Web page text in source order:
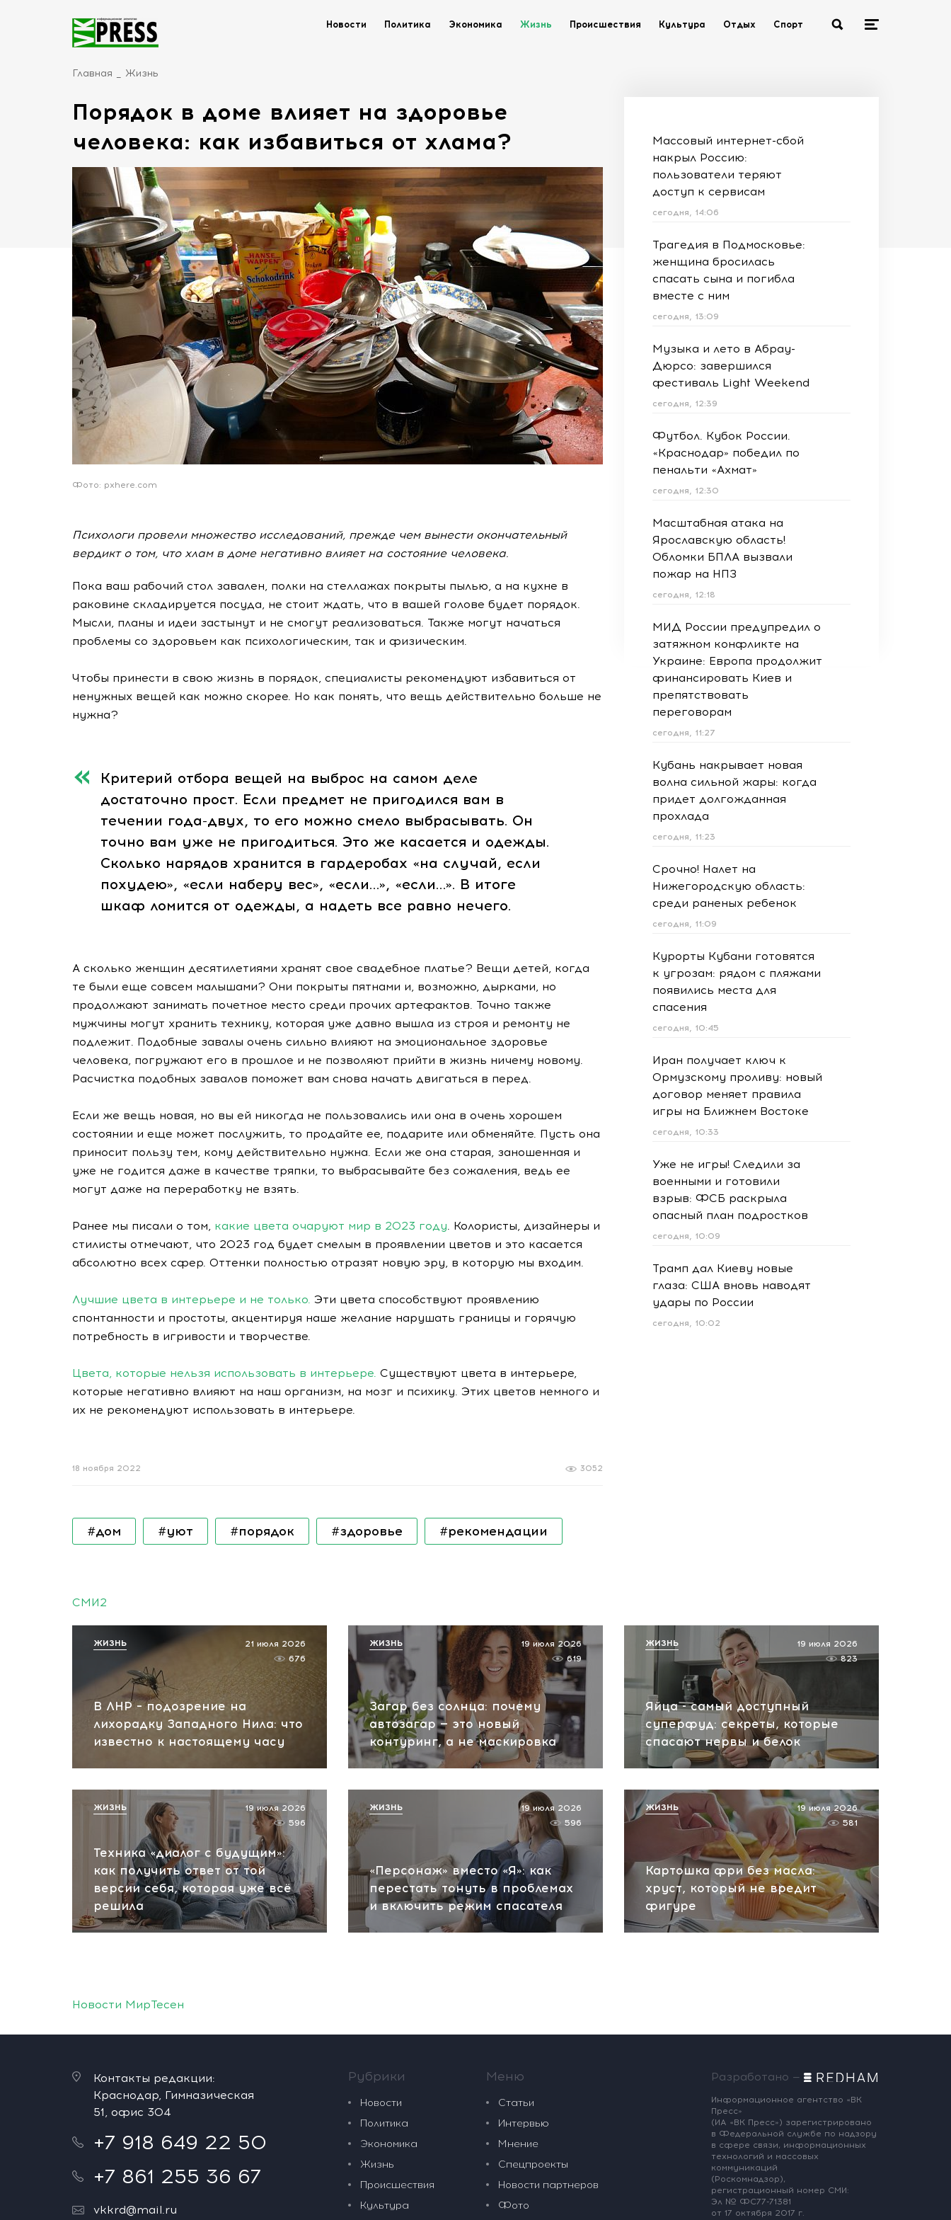
Новости Политика Экономика Жизнь Происшествия Культура Отдых Спорт
Главная Жизнь
Порядок в доме влияет на здоровье
человека: как избавиться от хлама?
Фото: pxhere.com
Психологи провели множество исследований, прежде чем вынести окончательный
вердикт о том, что хлам в доме негативно влияет на состояние человека.
Пока ваш рабочий стол завален, полки на стеллажах покрыты пылью, а на кухне в
раковине складируется посуда, не стоит ждать, что в вашей голове будет порядок.
Мысли, планы и идеи застынут и не смогут реализоваться. Также могут начаться
проблемы со здоровьем как психологическим, так и физическим.
Чтобы принести в свою жизнь в порядок, специалисты рекомендуют избавиться от
ненужных вещей как можно скорее. Но как понять, что вещь действительно больше не
нужна?
Критерий отбора вещей на выброс на самом деле
достаточно прост. Если предмет не пригодился вам в
течении года-двух, то его можно смело выбрасывать. Он
точно вам уже не пригодиться. Это же касается и одежды.
Сколько нарядов хранится в гардеробах «на случай, если
похудею», «если наберу вес», «если…», «если…». В итоге
шкаф ломится от одежды, а надеть все равно нечего.
А сколько женщин десятилетиями хранят свое свадебное платье? Вещи детей, когда
те были еще совсем малышами? Они покрыты пятнами и, возможно, дырками, но
продолжают занимать почетное место среди прочих артефактов. Точно также
мужчины могут хранить технику, которая уже давно вышла из строя и ремонту не
подлежит. Подобные завалы очень сильно влияют на эмоциональное здоровье
человека, погружают его в прошлое и не позволяют прийти в жизнь ничему новому.
Расчистка подобных завалов поможет вам снова начать двигаться в перед.
Если же вещь новая, но вы ей никогда не пользовались или она в очень хорошем
состоянии и еще может послужить, то продайте ее, подарите или обменяйте. Пусть она
приносит пользу тем, кому действительно нужна. Если же она старая, заношенная и
уже не годится даже в качестве тряпки, то выбрасывайте без сожаления, ведь ее
могут даже на переработку не взять.
Ранее мы писали о том, какие цвета очаруют мир в 2023 году. Колористы, дизайнеры и
стилисты отмечают, что 2023 год будет смелым в проявлении цветов и это касается
абсолютно всех сфер. Оттенки полностью отразят новую эру, в которую мы входим.
Лучшие цвета в интерьере и не только. Эти цвета способствуют проявлению
спонтанности и простоты, акцентируя наше желание нарушать границы и горячую
потребность в игривости и творчестве.
Цвета, которые нельзя использовать в интерьере. Существуют цвета в интерьере,
которые негативно влияют на наш организм, на мозг и психику. Этих цветов немного и
их не рекомендуют использовать в интерьере.
3052
18 ноября 2022
#дом #уют #порядок #здоровье #рекомендации
Массовый интернет-сбой
накрыл Россию:
пользователи теряют
доступ к сервисам
сегодня, 14:06
Трагедия в Подмосковье:
женщина бросилась
спасать сына и погибла
вместе с ним
сегодня, 13:09
Музыка и лето в Абрау-
Дюрсо: завершился
фестиваль Light Weekend
сегодня, 12:39
Футбол. Кубок России.
«Краснодар» победил по
пенальти «Ахмат»
сегодня, 12:30
Масштабная атака на
Ярославскую область!
Обломки БПЛА вызвали
пожар на НПЗ
сегодня, 12:18
МИД России предупредил о
затяжном конфликте на
Украине: Европа продолжит
финансировать Киев и
препятствовать
переговорам
сегодня, 11:27
Кубань накрывает новая
волна сильной жары: когда
придет долгожданная
прохлада
сегодня, 11:23
Срочно! Налет на
Нижегородскую область:
среди раненых ребенок
сегодня, 11:09
Курорты Кубани готовятся
к угрозам: рядом с пляжами
появились места для
спасения
сегодня, 10:45
Иран получает ключ к
Ормузскому проливу: новый
договор меняет правила
игры на Ближнем Востоке
сегодня, 10:33
Уже не игры! Следили за
военными и готовили
взрыв: ФСБ раскрыла
опасный план подростков
сегодня, 10:09
Трамп дал Киеву новые
глаза: США вновь наводят
удары по России
сегодня, 10:02
СМИ2
В ЛНР – подозрение на
лихорадку Западного Нила: что
известно к настоящему часу
21 июля 2026
676
ЖИЗНЬ
Загар без солнца: почему
автозагар — это новый
контуринг, а не маскировка
19 июля 2026
619
ЖИЗНЬ
Яйца - самый доступный
суперфуд: секреты, которые
спасают нервы и белок
19 июля 2026
823
ЖИЗНЬ
Техника «диалог с будущим»:
как получить ответ от той
версии себя, которая уже всё
решила
19 июля 2026
596
ЖИЗНЬ
«Персонаж» вместо «Я»: как
перестать тонуть в проблемах
и включить режим спасателя
19 июля 2026
596
ЖИЗНЬ
Картошка фри без масла:
хруст, который не вредит
фигуре
19 июля 2026
581
ЖИЗНЬ
Новости МирТесен
Контакты редакции:
Краснодар, Гимназическая
51, офис 304
+7 918 649 22 50
+7 861 255 36 67
vkkrd@mail.ru
Рубрики
Новости
Политика
Экономика
Жизнь
Происшествия
Культура
Меню
Статьи
Интервью
Мнение
Спецпроекты
Новости партнеров
Фото
Разработано —
Информационное агентство «ВК
Пресс»
(ИА «ВК Пресс») зарегистрировано
в Федеральной службе по надзору
в сфере связи, информационных
технологий и массовых
коммуникаций
(Роскомнадзор),
регистрационный номер СМИ:
Эл № ФС77-71381
от 17 октября 2017 г.